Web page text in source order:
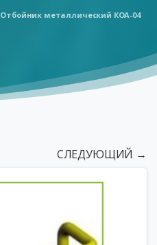
Отбойник металлический КОА-04
СЛЕДУЮЩИЙ →